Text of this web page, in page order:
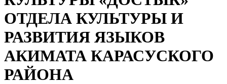
ОТДЕЛА КУЛЬТУРЫ И
РАЗВИТИЯ ЯЗЫКОВ
АКИМАТА КАРАСУСКОГО
РАЙОНА